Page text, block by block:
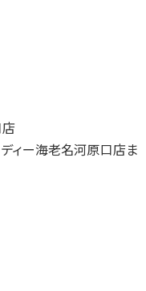
ディー海老名河原口店ま